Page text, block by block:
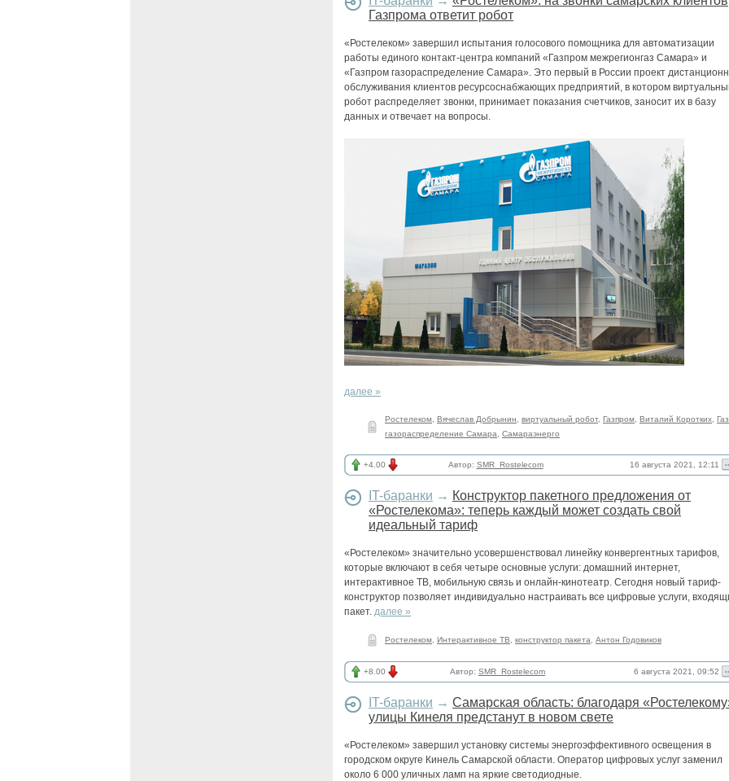
Газпрома ответит робот
«Ростелеком» завершил испытания голосового помощника для автоматизации
работы единого контакт-центра компаний «Газпром межрегионгаз Самара» и
«Газпром газораспределение Самара». Это первый в России проект
обслуживания клиентов ресурсоснабжающих предприятий, в котором
робот распределяет звонки, принимает показания счетчиков, заносит их в базу
данных и отвечает на вопросы.
далее »
Ростелеком Вячеслав Добрынин виртуальный робот, Газпром Виталий Коротких
газораспределение Самара
Самараэнерго
+4.00 Автор: SMR_Rostelecom 16 августа 2021, 12:11
IT-баранки → Конструктор пакетного предложения от
«Ростелекома»: теперь каждый может создать свой
идеальный тариф
«Ростелеком» значительно усовершенствовал линейку конвергентных тарифов,
которые включают в себя четыре основные услуги: домашний интернет,
интерактивное ТВ, мобильную связь и онлайн-кинотеатр. Сегодня новый тариф-
конструктор позволяет индивидуально настраивать все цифровые услуги,
пакет. далее »
Ростелеком Интерактивное ТВ конструктор пакета Антон Годовиков
+8.00 Автор: SMR_Rostelecom 6 августа 2021, 09:52
IT-баранки → Самарская область: благодаря
улицы Кинеля предстанут в новом свете
«Ростелеком» завершил установку системы энергоэффективного освещения в
городском округе Кинель Самарской области. Оператор цифровых услуг заменил
около 6 000 уличных ламп на яркие светодиодные.